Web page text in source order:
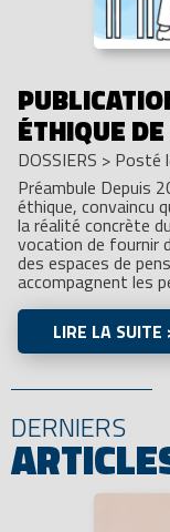
ÉTHIQUE
DOSSIERS > Posté
Préambule Depuis
éthique, convaincu
la réalité concrète
vocation de fournir
des espaces de
accompagnent les
LIRE LA SUITE
DERNIERS